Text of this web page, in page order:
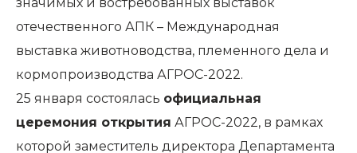
значимых и востребованных выставок
отечественного АПК – Международная
выставка животноводства, племенного дела и
кормопроизводства АГРОС-2022.
25 января состоялась официальная
церемония открытия АГРОС-2022, в рамках
которой заместитель директора Департамента